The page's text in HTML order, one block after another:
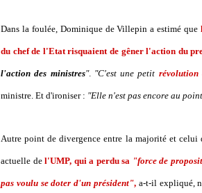
Dans la foulée, Dominique de Villepin a estimé que
du chef de l'Etat risquaient de gêner l'action du
l'action des ministres". "C'est une petit révolution
ministre. Et d'ironiser : "Elle n'est pas encore au
Autre point de divergence entre la majorité et celui
actuelle del'UMP, qui a perdu sa "force de
pas voulu se doter d'un président",a-t-il expliqué,